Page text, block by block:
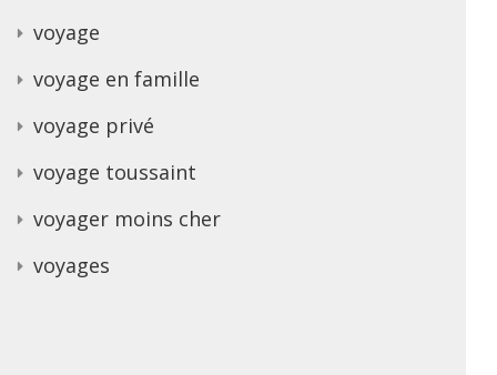
voyage
voyage en famille
voyage privé
voyage toussaint
voyager moins cher
voyages